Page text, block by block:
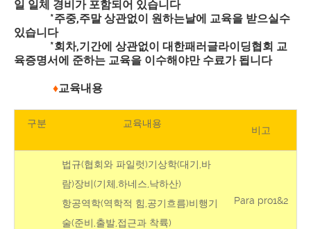
일 일체 경비가 포함되어 있습니다
*주중,주말 상관없이 원하는날에 교육을 받으실수
있습니다
*회차,기간에 상관없이 대한패러글라이딩협회 교
육증명서에 준하는 교육을 이수해야만 수료가 됩니다
♦교육내용
구분 교육내용
비고
법규(협회와 파일럿)기상학(대기,바
람)장비(기체,하네스,낙하산)
항공역학(역학적 힘,공기흐름)비행기
술(준비,출발,접근과 착륙)
Para pro1&2